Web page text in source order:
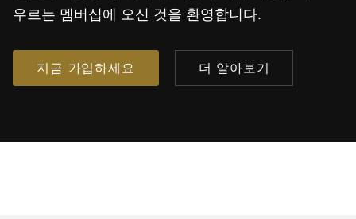
우르는 멤버십에 오신 것을 환영합니다.
지금 가입하세요 더 알아보기